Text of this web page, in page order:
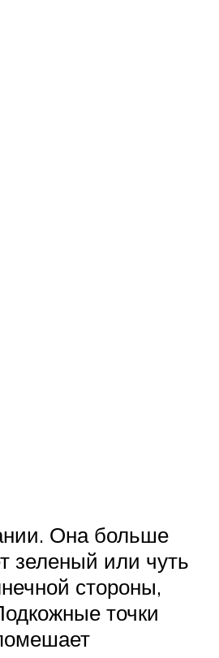
Она больше
зеленый или чуть
стороны,
точки